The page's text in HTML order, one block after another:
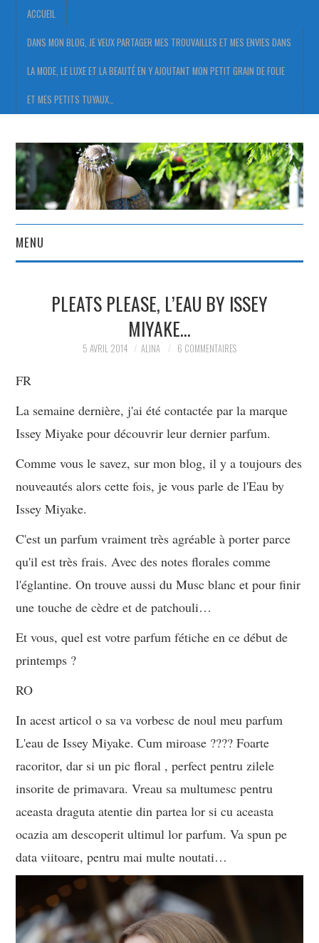
ACCUEIL
DANS MON BLOG, JE VEUX PARTAGER MES TROUVAILLES ET MES ENVIES DANS
LA MODE, LE LUXE ET LA BEAUTÉ EN Y AJOUTANT MON PETIT GRAIN DE FOLIE
ET MES PETITS TUYAUX…
MENU
DANS MON BLOG, JE VEUX
PARTAGER MES
TROUVAILLES ET MES
ENVIES DANS LA MODE, LE
LUXE ET LA BEAUTÉ EN Y
AJOUTANT MON PETIT
PETITS TUYAUX…
PLEATS PLEASE, L’EAU BY ISSEY
MIYAKE…
5 AVRIL 2014 ALINA 6 COMMENTAIRES
FR
La semaine dernière, j'ai été contactée par la marque
Issey Miyake pour découvrir leur dernier parfum.
Comme vous le savez, sur mon blog, il y a toujours des
nouveautés alors cette fois, je vous parle de l'Eau by
Issey Miyake.
C'est un parfum vraiment très agréable à porter parce
qu'il est très frais. Avec des notes florales comme
l'églantine. On trouve aussi du Musc blanc et pour finir
une touche de cèdre et de patchouli…
Et vous, quel est votre parfum fétiche en ce début de
printemps ?
RO
In acest articol o sa va vorbesc de noul meu parfum
L'eau de Issey Miyake. Cum miroase ???? Foarte
racoritor, dar si un pic floral , perfect pentru zilele
insorite de primavara. Vreau sa multumesc pentru
aceasta draguta atentie din partea lor si cu aceasta
ocazia am descoperit ultimul lor parfum. Va spun pe
data viitoare, pentru mai multe noutati…